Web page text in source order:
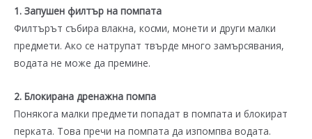
1. Запушен филтър на помпата
Филтърът събира влакна, косми, монети и други малки
предмети. Ако се натрупат твърде много замърсявания,
водата не може да премине.
2. Блокирана дренажна помпа
Понякога малки предмети попадат в помпата и блокират
перката. Това пречи на помпата да изпомпва водата.